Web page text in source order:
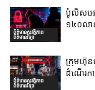
ព័ត៌មានសុវត្ថិភាព
ព័ត៌មានវិទ្យា
ប៉ូលិសអេ
១៤០លា
ព័ត៌មានសុវត្ថិភាព
ព័ត៌មានវិទ្យា
ក្រុមហ៊ុន
ដំណើរកា